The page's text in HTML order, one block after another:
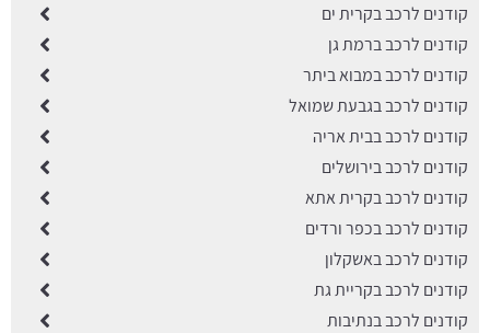
קודנים לרכב בקרית ים
קודנים לרכב ברמת גן
קודנים לרכב במבוא ביתר
קודנים לרכב בגבעת שמואל
קודנים לרכב בבית אריה
קודנים לרכב בירושלים
קודנים לרכב בקרית אתא
קודנים לרכב בכפר ורדים
קודנים לרכב באשקלון
קודנים לרכב בקריית גת
קודנים לרכב בנתיבות